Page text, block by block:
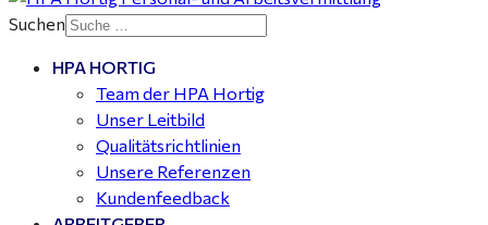
Buchhalter (m/w/d) für Halle (Saale) gesucht - TZ 20-
Suchen
HPA HORTIG
Team der HPA Hortig
Unser Leitbild
Qualitätsrichtlinien
Unsere Referenzen
Kundenfeedback